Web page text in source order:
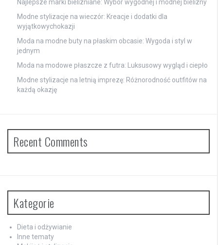
Najlepsze marki bielizniane: Wybór wygodnej i modnej bielizny
Modne stylizacje na wieczór: Kreacje i dodatki dla
wyjątkowychokazji
Moda na modne buty na płaskim obcasie: Wygoda i styl w
jednym
Moda na modowe płaszcze z futra: Luksusowy wygląd i ciepło
Modne stylizacje na letnią imprezę: Różnorodność outfitów na
każdą okazję
Recent Comments
Kategorie
Dieta i odżywianie
Inne tematy